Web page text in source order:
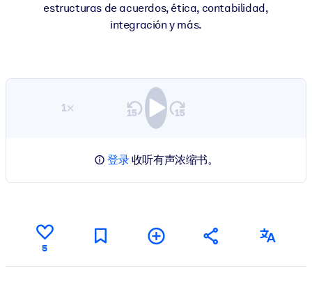
estructuras de acuerdos, ética, contabilidad,
integración y más.
1×
登录收听有声浓缩书。
5